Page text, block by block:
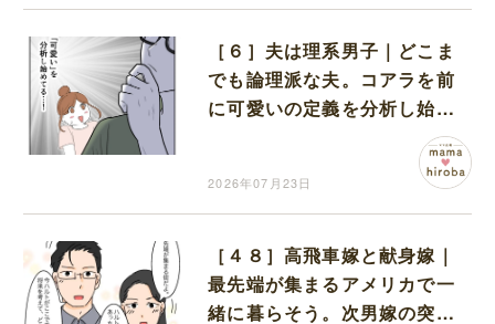
［６］夫は理系男子｜どこま
でも論理派な夫。コアラを前
に可愛いの定義を分析し始め
2026年07月23日
［４８］高飛車嫁と献身嫁｜
最先端が集まるアメリカで一
緒に暮らそう。次男嫁の突然